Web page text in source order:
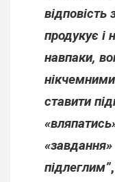
відповість
продукує і
навпаки,
ставити
підлеглим”